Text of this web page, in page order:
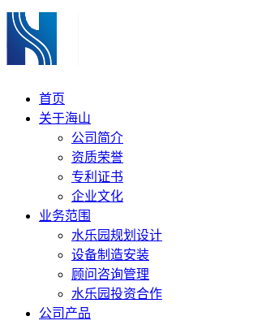
首页
关于海山
公司简介
资质荣誉
专利证书
企业文化
业务范围
水乐园规划设计
设备制造安装
顾问咨询管理
水乐园投资合作
公司产品